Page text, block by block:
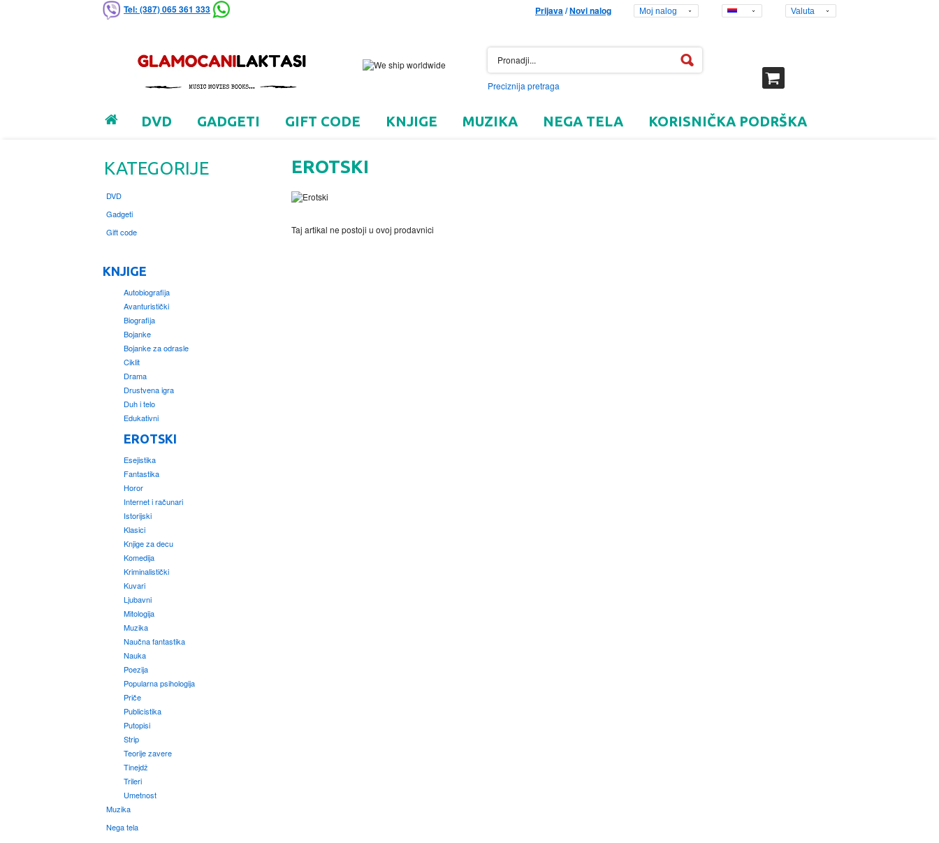
Tel: (387) 065 361 333 Prijava/Novi nalog Moj nalog Valuta
Preciznija pretraga
DVD GADGETI GIFT CODE KNJIGE MUZIKA NEGA TELA KORISNIČKA PODRŠKA
EROTSKI
Taj artikal ne postoji u ovoj prodavnici
KATEGORIJE
DVD
Gadgeti
Gift code
KNJIGE
Autobiografija
Avanturistički
Biografija
Bojanke
Bojanke za odrasle
Ciklit
Drama
Drustvena igra
Duh i telo
Edukativni
EROTSKI
Esejistika
Fantastika
Horor
Internet i računari
Istorijski
Klasici
Knjige za decu
Komedija
Kriminalistički
Kuvari
Ljubavni
Mitologija
Muzika
Naučna fantastika
Nauka
Poezija
Popularna psihologija
Priče
Publicistika
Putopisi
Strip
Teorije zavere
Tinejdž
Trileri
Umetnost
Muzika
Nega tela